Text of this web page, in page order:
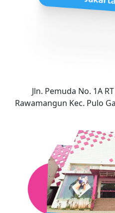
Jln. Pemuda No. 1A
Rawamangun Kec. Pulo